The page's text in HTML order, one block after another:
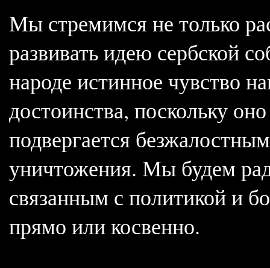
Мы стремимся не только
развивать идею сербской
народе истинное чувство
достоинства, поскольку
подвергается
уничтожения. Мы будем
связанным с политикой и
прямо или косвенно.